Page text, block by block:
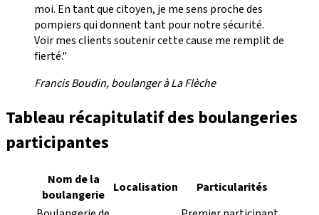
moi. En tant que citoyen, je me sens proche des
pompiers qui donnent tant pour notre sécurité.
Voir mes clients soutenir cette cause me remplit de
fierté."
Francis Boudin, boulanger à La Flèche
Tableau récapitulatif des boulangeries
participantes
Nom de la
boulangerie Localisation
Particularités